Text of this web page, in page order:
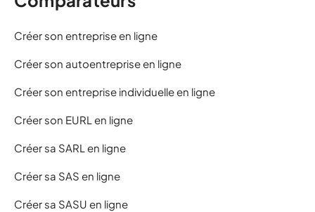
Créer son entreprise en ligne
Créer son autoentreprise en ligne
Créer son entreprise individuelle en ligne
Créer son EURL en ligne
Créer sa SARL en ligne
Créer sa SAS en ligne
Créer sa SASU en ligne